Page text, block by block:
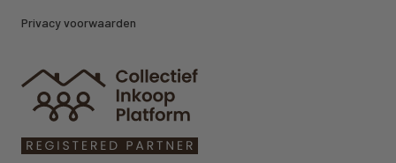
Privacy voorwaarden